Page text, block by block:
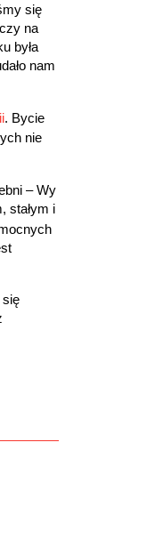
się
na
była
nam
. Bycie
nie
– Wy
stałym i
się